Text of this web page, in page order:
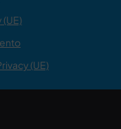
(UE)